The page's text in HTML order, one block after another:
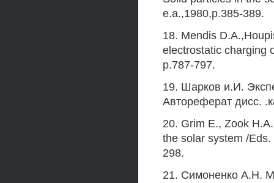
e.a.,1980,p.385-389.
18. Mendis
electrostatic charging
p.787-797.
19. Шарков и.И.
Автореферат дисс.
20. Grim E., Zook
the solar system /
298.
21. Симоненко A.H.